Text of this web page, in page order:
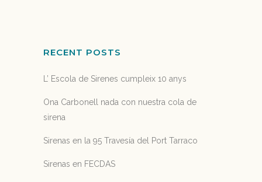
RECENT POSTS
L’ Escola de Sirenes cumpleix 10 anys
Ona Carbonell nada con nuestra cola de
sirena
Sirenas en la 95 Travesía del Port Tarraco
Sirenas en FECDAS